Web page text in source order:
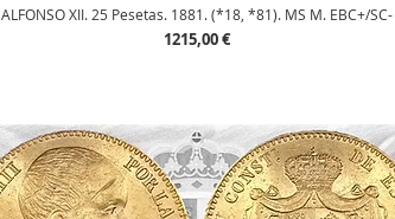
Vista rápida
ALFONSO XII. 25 Pesetas. 1881. (*18, *81). MS M. EBC+/SC-
Precio
1215,00 €